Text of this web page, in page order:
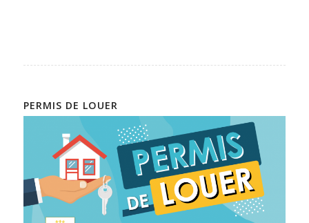
PERMIS DE LOUER